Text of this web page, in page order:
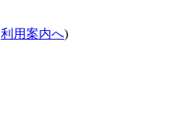
利用案内へ)